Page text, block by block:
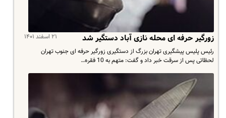
۲۱ اسفند ۱۴۰۱ زورگیر حرفه ای محله نازی آباد دستگیر شد
رئیس پلیس پیشگیری تهران بزرگ از دستگیری زورگیر حرفه ای جنوب تهران
لحظاتی پس از سرقت خبر داد و گفت: متهم به 10 فقره…